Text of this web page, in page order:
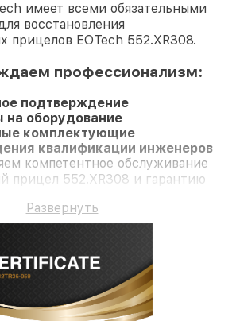
имеет всеми обязательными
восстановления
прицелов EOTech 552.XR308.
профессионализм:
подтверждение
оборудование
комплектующие
квалификации инженеров
компетентное обслуживание
прицел 552.XR308 и гарантию
Развернуть